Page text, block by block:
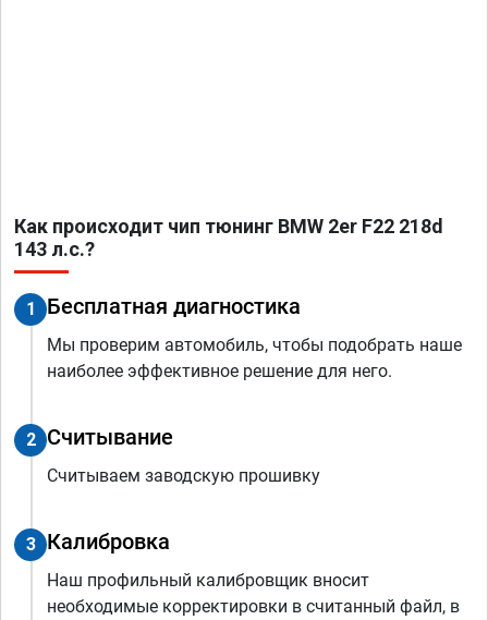
Как происходит чип тюнинг BMW 2er F22 218d
143 л.с.?
1 Бесплатная диагностика
Мы проверим автомобиль, чтобы подобрать наше
наиболее эффективное решение для него.
2 Считывание
Считываем заводскую прошивку
3 Калибровка
Наш профильный калибровщик вносит
необходимые корректировки в считанный файл, в